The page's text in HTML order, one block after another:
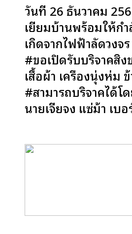
วันที่ 26 ธันวาคม
เยี่ยมบ้านพร้อมให้ก
เกิดจากไฟฟ้าลัดวงจ
#ขอเปิดรับบริจาคสิ่ง
เสื้อผ้า เครื่องนุ่งห่ม
#สามารถบริจาคได้
นายเจี่ยจง แซ่ม้า เบ